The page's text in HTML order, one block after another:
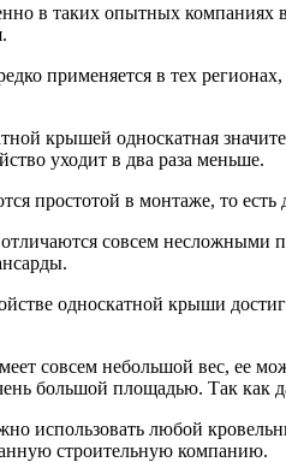
в таких опытных компаниях
применяется в тех
крышей односкатная
уходит в два раза меньше.
простотой в монтаже, то есть
совсем несложными
односкатной крыши
совсем небольшой вес, ее
большой площадью. Так как
использовать любой
строительную компанию.